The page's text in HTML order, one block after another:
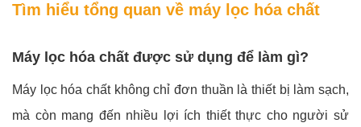
Tìm hiểu tổng quan về máy lọc hóa chất
Máy lọc hóa chất được sử dụng để làm gì?
Máy lọc hóa chất không chỉ đơn thuần là thiết bị làm sạch,
mà còn mang đến nhiều lợi ích thiết thực cho người sử